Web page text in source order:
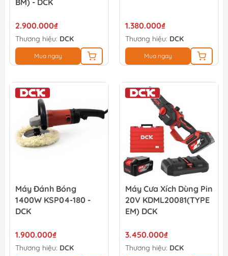
BM) - DCK
2.900.000₫
Thương hiệu: DCK
Mua ngay
1.380.000₫
Thương hiệu: DCK
Mua ngay
Máy Đánh Bóng
1400W KSP04-180 -
DCK
1.900.000₫
Thương hiệu: DCK
Máy Cưa Xích Dùng Pin
20V KDML20081(TYPE
EM) DCK
3.450.000₫
Thương hiệu: DCK